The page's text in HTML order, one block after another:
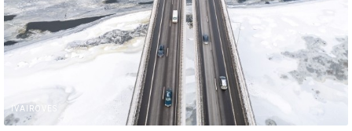
IVAIROVES